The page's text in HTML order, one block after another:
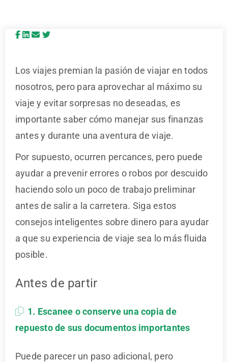
Los viajes premian la pasión de viajar en todos
nosotros, pero para aprovechar al máximo su
viaje y evitar sorpresas no deseadas, es
importante saber cómo manejar sus finanzas
antes y durante una aventura de viaje.
Por supuesto, ocurren percances, pero puede
ayudar a prevenir errores o robos por descuido
haciendo solo un poco de trabajo preliminar
antes de salir a la carretera. Siga estos
consejos inteligentes sobre dinero para ayudar
a que su experiencia de viaje sea lo más fluida
posible.
Antes de partir
1. Escanee o conserve una copia de
repuesto de sus documentos importantes
Puede parecer un paso adicional, pero